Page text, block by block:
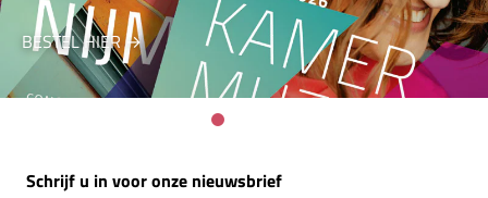
BESTEL HIER →
Schrijf u in voor onze nieuwsbrief